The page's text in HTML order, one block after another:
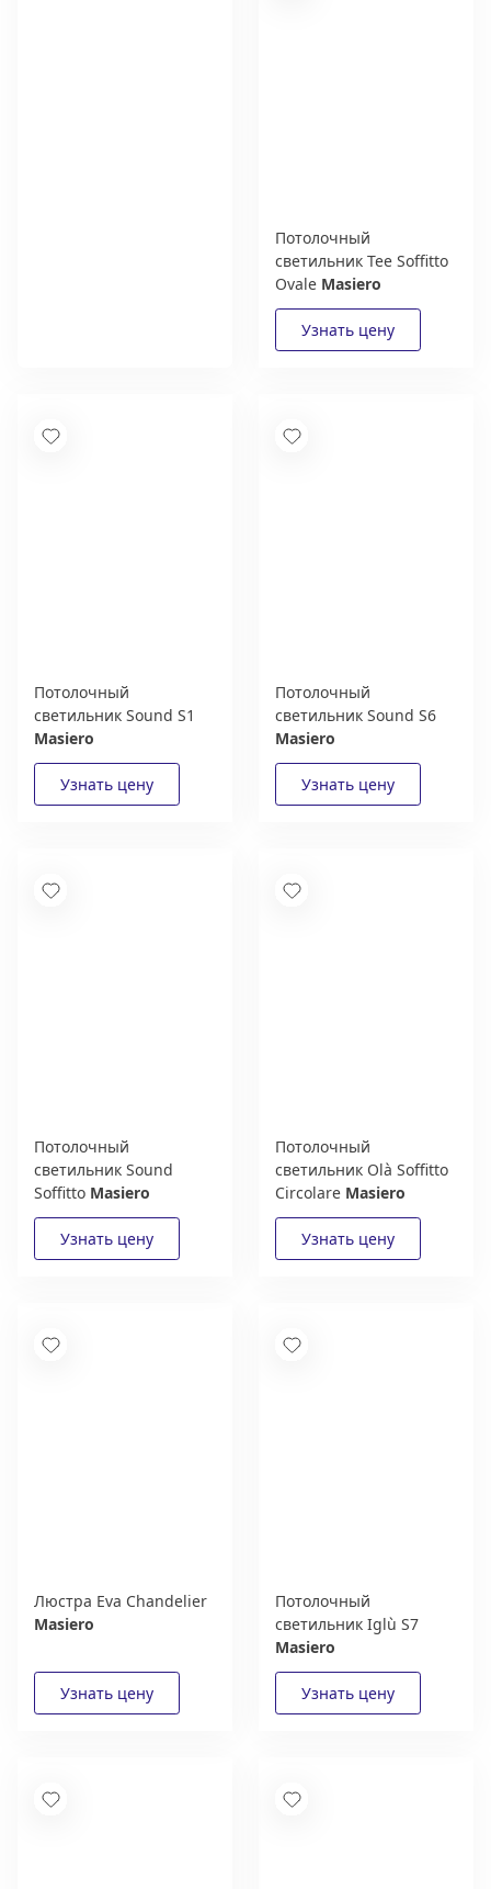
Потолочный
светильник Tee Soffitto
Ovale Masiero
Потолочный
светильник Sound S1
Masiero
Потолочный
светильник Sound S6
Masiero
Потолочный
светильник Sound
Soffitto Masiero
Потолочный
светильник Olà Soffitto
Circolare Masiero
Люстра Eva Chandelier
Masiero
Потолочный
светильник Iglù S7
Masiero